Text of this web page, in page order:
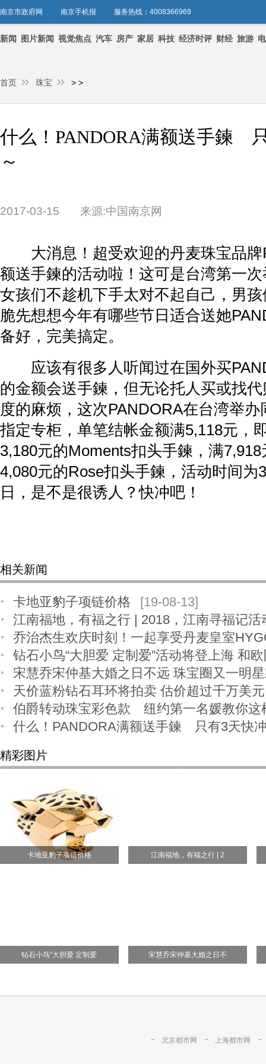
南京市政府网 南京手机报 服务热线：4008366969
新闻 图片新闻 视觉焦点 汽车 房产 家居 科技 经济时评 财经 旅游
首页 >
珠宝 >
什么！PANDORA满额送手鍊
～
2017-03-15 来源:中国南京网
大消息！超受欢迎的丹麦珠宝品牌
额送手鍊的活动啦！这可是台湾第一
女孩们不趁机下手太对不起自己，男
脆先想想今年有哪些节日适合送她
备好，完美搞定。
应该有很多人听闻过在国外买
的金额会送手鍊，但无论托人买或找
度的麻烦，这次PANDORA在台湾举
指定专柜，单笔结帐金额满5,118元，
3,180元的Moments扣头手鍊，满
4,080元的Rose扣头手鍊，活动时间为
日，是不是很诱人？快冲吧！
相关新闻
卡地亚豹子项链价格
[19-08-13]
江南福地，有福之行 | 2018，江南寻福记活
08]
乔治杰生欢庆时刻！一起享受丹麦皇室
钻石小鸟“大胆爱 定制爱”活动将登上海 和
[17-08-18]
宋慧乔宋仲基大婚之日不远 珠宝圈又一明
[17-07-17]
天价蓝粉钻石耳环将拍卖 估价超过千万美元
伯爵转动珠宝彩色款 纽约第一名媛教你这
什么！PANDORA满额送手鍊 只有3天快
精彩图片
卡地亚豹子项链价格 江南福地，有福之行 | 2
钻石小鸟“大胆爱 定制爱 宋慧乔宋仲基大婚之日不
北京都市网 上海都市网